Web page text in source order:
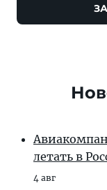
летать в
4 авг